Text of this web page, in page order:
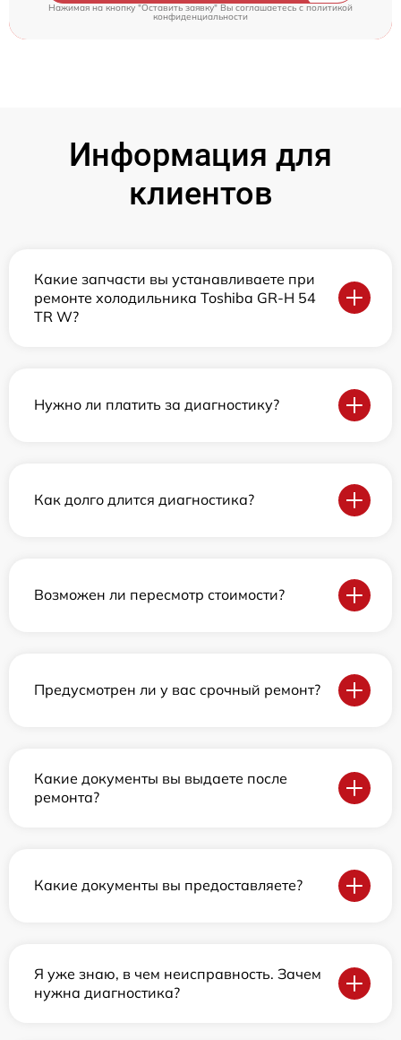
Нажимая на кнопку "Оставить заявку" Вы соглашаетесь cполитикой
конфиденциальности
Информация для
клиентов
Какие запчасти вы устанавливаете при
ремонте холодильника Toshiba GR-H 54
TR W?
Нужно ли платить за диагностику?
Как долго длится диагностика?
Возможен ли пересмотр стоимости?
Предусмотрен ли у вас срочный ремонт?
Какие документы вы выдаете после
ремонта?
Какие документы вы предоставляете?
Я уже знаю, в чем неисправность. Зачем
нужна диагностика?